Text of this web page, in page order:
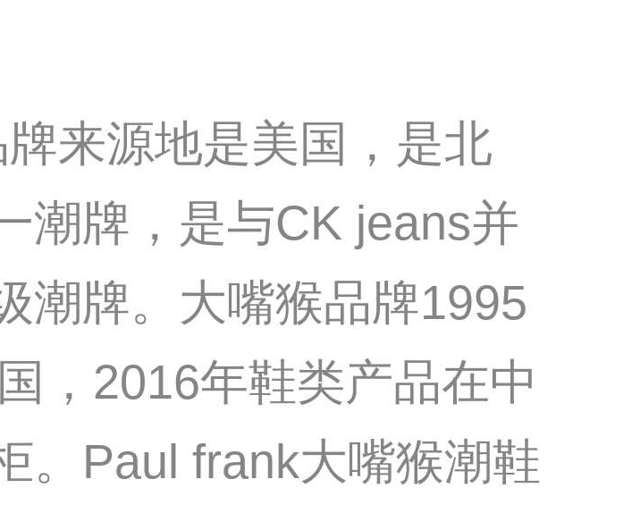
来源地是美国，是北
潮牌，是与CK jeans并
潮牌。大嘴猴品牌1995
，2016年鞋类产品在中
。Paul frank大嘴猴潮鞋